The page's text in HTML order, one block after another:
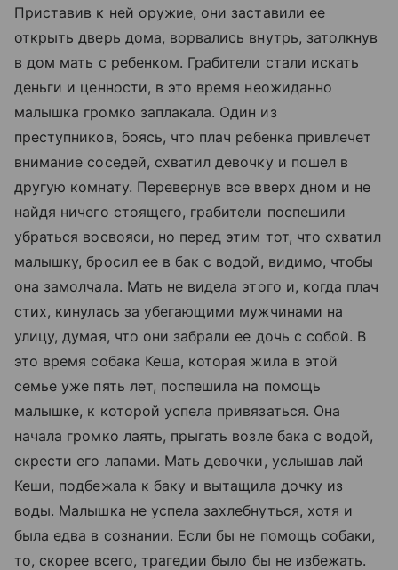
Приставив к ней оружие, они заставили ее
открыть дверь дома, ворвались внутрь, затолкнув
в дом мать с ребенком. Грабители стали искать
деньги и ценности, в это время неожиданно
малышка громко заплакала. Один из
преступников, боясь, что плач ребенка привлечет
внимание соседей, схватил девочку и пошел в
другую комнату. Перевернув все вверх дном и не
найдя ничего стоящего, грабители поспешили
убраться восвояси, но перед этим тот, что схватил
малышку, бросил ее в бак с водой, видимо, чтобы
она замолчала. Мать не видела этого и, когда плач
стих, кинулась за убегающими мужчинами на
улицу, думая, что они забрали ее дочь с собой. В
это время собака Кеша, которая жила в этой
семье уже пять лет, поспешила на помощь
малышке, к которой успела привязаться. Она
начала громко лаять, прыгать возле бака с водой,
скрести его лапами. Мать девочки, услышав лай
Кеши, подбежала к баку и вытащила дочку из
воды. Малышка не успела захлебнуться, хотя и
была едва в сознании. Если бы не помощь собаки,
то, скорее всего, трагедии было бы не избежать.